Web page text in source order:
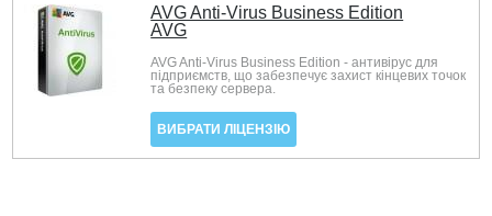
AVG Anti-Virus Business Edition
AVG
AVG Anti-Virus Business Edition - антивірус для
підприємств, що забезпечує захист кінцевих точок
та безпеку сервера.
ВИБРАТИ ЛІЦЕНЗІЮ